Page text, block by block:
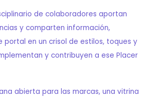
de colaboradores aportan
y comparten información,
portal en un crisol de estilos, toques y
y contribuyen a ese Placer
abierta para las marcas, una vitrina